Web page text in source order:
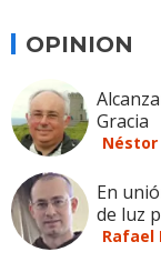
OPINION
Gracia
Néstor
En
de luz
Rafael